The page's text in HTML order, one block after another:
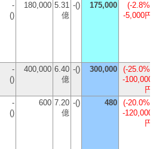
-
()
180,000 5.31
億
-() 175,000 (-2.8%
-5,000円
-
()
400,000 6.40
億
-() 300,000 (-25.0%
-100,000
円
-
()
600 7.20
億
-() 480 (-20.0%
-120,000
円